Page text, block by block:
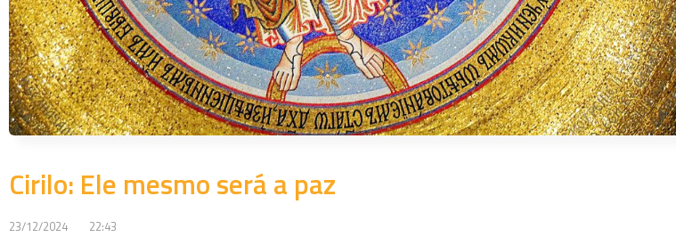
Cirilo: Ele mesmo será a paz
23/12/2024 22:43